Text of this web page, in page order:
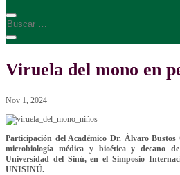
Viruela del mono en
Nov 1, 2024
Participación del Académico Dr. Álvaro Bustos
microbiología médica y bioética y decano
Universidad del Sinú, en el Simposio
UNISINÚ.